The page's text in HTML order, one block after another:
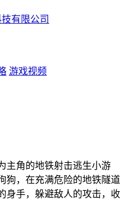
有限公司
游戏视频
主角的地铁射击逃生小游
狗，在充满危险的地铁隧道
身手，躲避敌人的攻击，收